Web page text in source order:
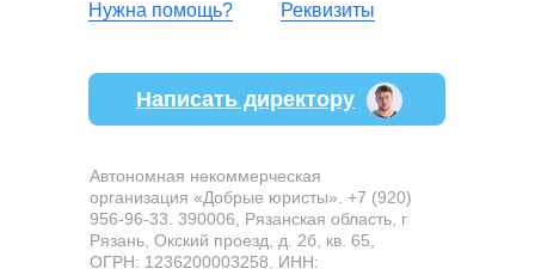
Автономная некоммерческая
организация «Добрые юристы». +7 (920)
956-96-33. 390006, Рязанская область, г
Рязань, Окский проезд, д. 2б, кв. 65,
ОГРН: 1236200003258, ИНН:
Нужна помощь?
Реквизиты
Написать директору